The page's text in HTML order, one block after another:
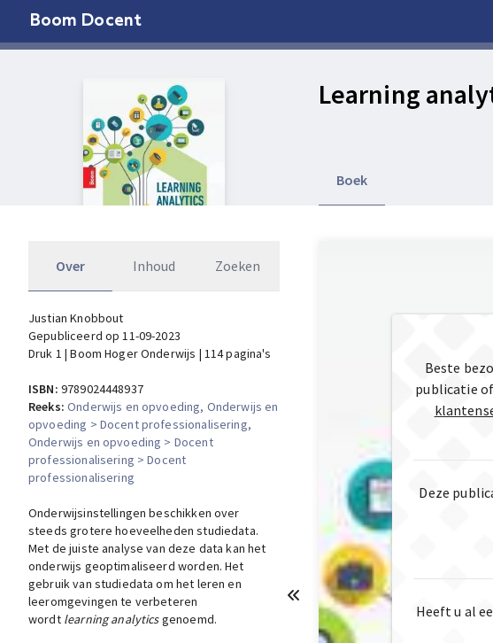
Boom Docent
Learning
Boek
Over Inhoud Zoeken
Justian Knobbout
Gepubliceerd op 11-09-2023
Druk 1 | Boom Hoger Onderwijs | 114 pagina's
ISBN: 9789024448937
Reeks:Onderwijs en opvoeding, Onderwijs en
opvoeding > Docent professionalisering,
Onderwijs en opvoeding > Docent
professionalisering > Docent
professionalisering
Onderwijsinstellingen beschikken over
steeds grotere hoeveelheden studiedata.
Met de juiste analyse van deze data kan het
onderwijs geoptimaliseerd worden. Het
gebruik van studiedata om het leren en
leeromgevingen te verbeteren
wordt learning analyticsgenoemd.
Beste
publicatie
Deze
Heeft u al